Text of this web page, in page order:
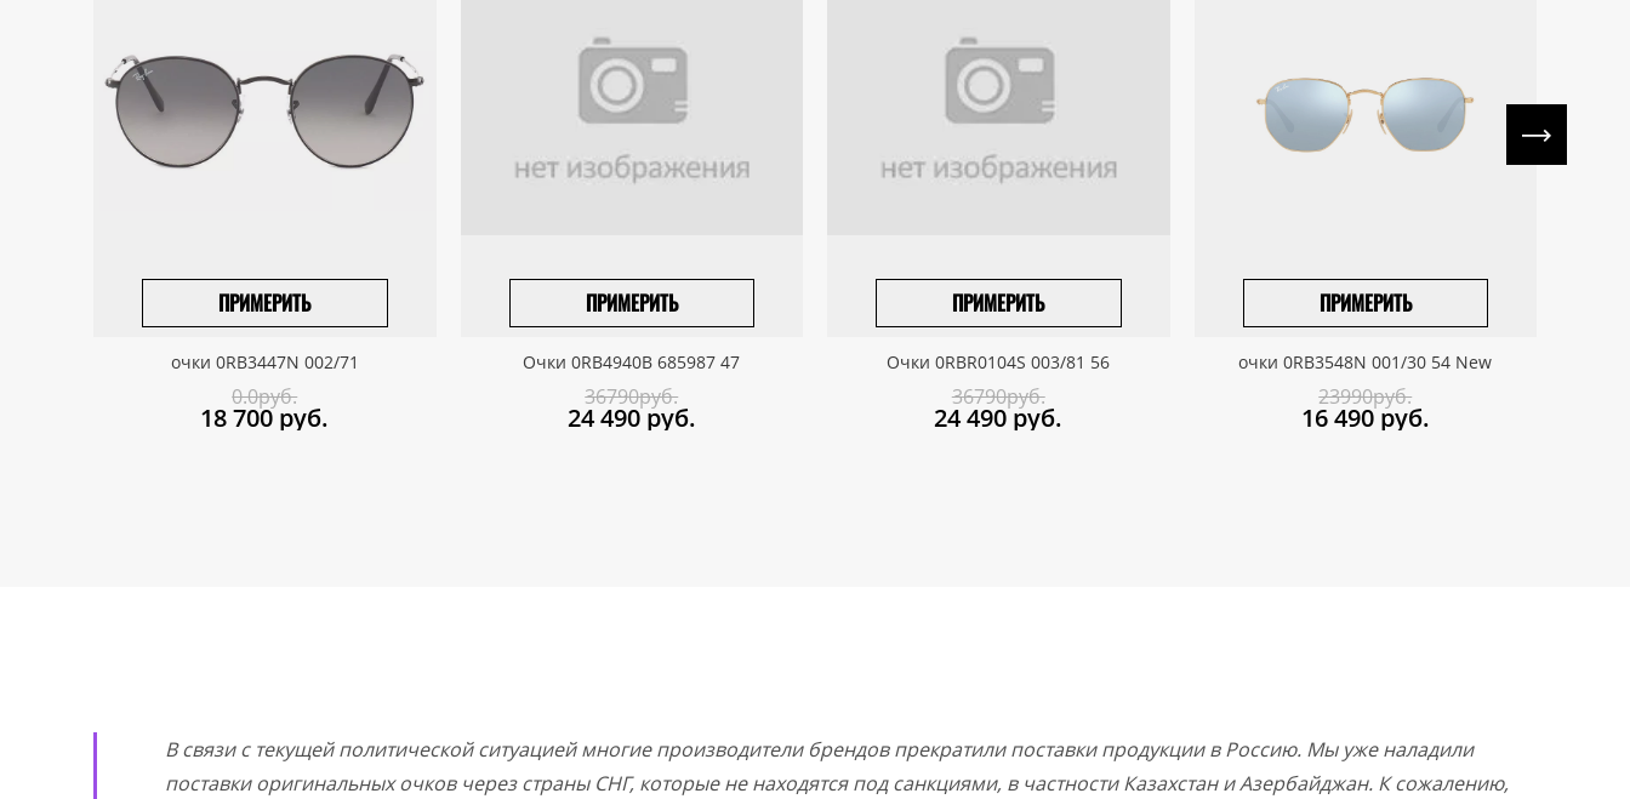
ПРИМЕРИТЬ
ВЫБРАТЬ РАЗМЕР
очки 0RB3447N 002/71
0.0руб.
18 700 руб.
ПРИМЕРИТЬ
ПРИВЕЗТИ ПОД ЗАКАЗ
Очки 0RB4940B 685987 47
36790руб.
24 490 руб.
ПРИМЕРИТЬ
ПРИВЕЗТИ ПОД ЗАКАЗ
Очки 0RBR0104S 003/81 56
36790руб.
24 490 руб.
ПРИМЕРИТЬ
ПРИВЕЗТИ ПОД ЗАКАЗ
очки 0RB3548N 001/30 54 New
23990руб.
16 490 руб.
В связи с текущей политической ситуацией многие производители брендов прекратили поставки продукции в Россию. Мы уже наладили
поставки оригинальных очков через страны СНГ, которые не находятся под санкциями, в частности Казахстан и Азербайджан. К сожалению,